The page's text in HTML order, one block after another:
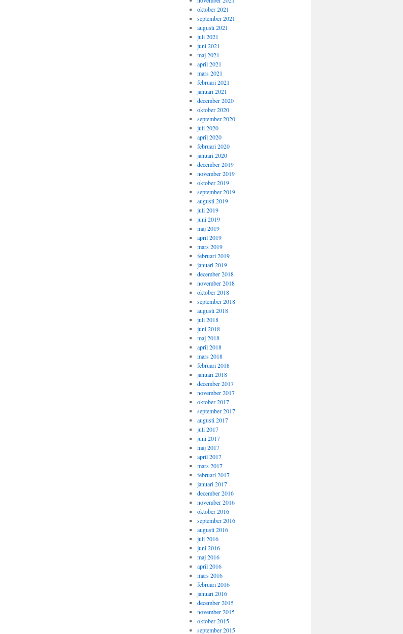
oktober 2021
september 2021
augusti 2021
juli 2021
juni 2021
maj 2021
april 2021
mars 2021
februari 2021
januari 2021
december 2020
oktober 2020
september 2020
juli 2020
april 2020
februari 2020
januari 2020
december 2019
november 2019
oktober 2019
september 2019
augusti 2019
juli 2019
juni 2019
maj 2019
april 2019
mars 2019
februari 2019
januari 2019
december 2018
november 2018
oktober 2018
september 2018
augusti 2018
juli 2018
juni 2018
maj 2018
april 2018
mars 2018
februari 2018
januari 2018
december 2017
november 2017
oktober 2017
september 2017
augusti 2017
juli 2017
juni 2017
maj 2017
april 2017
mars 2017
februari 2017
januari 2017
december 2016
november 2016
oktober 2016
september 2016
augusti 2016
juli 2016
juni 2016
maj 2016
april 2016
mars 2016
februari 2016
januari 2016
december 2015
november 2015
oktober 2015
september 2015